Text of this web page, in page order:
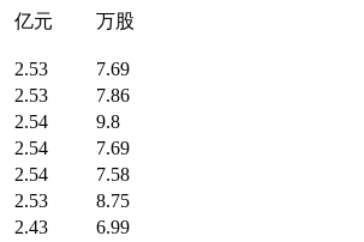
亿元 万股
2.53
7.69
2.53
7.86
2.54
9.8
2.54
7.69
2.54
7.58
2.53
8.75
2.43
6.99